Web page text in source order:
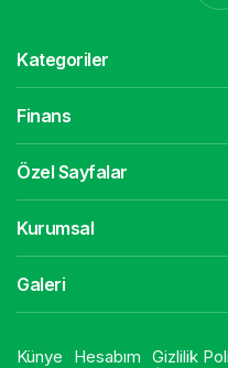
Kategoriler
Finans
Özel Sayfalar
Kurumsal
Galeri
Künye Hesabım Gizlilik